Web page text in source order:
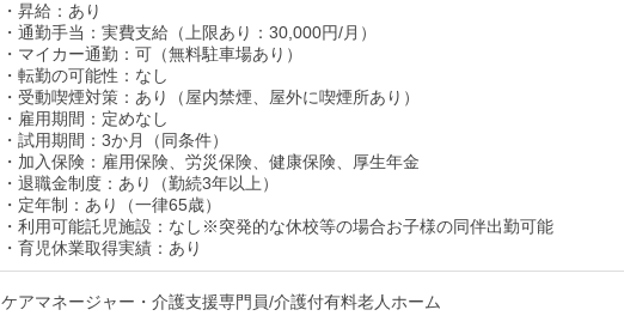
・昇給：あり
・通勤手当：実費支給（上限あり：30,000円/月）
・マイカー通勤：可（無料駐車場あり）
・転勤の可能性：なし
・受動喫煙対策：あり（屋内禁煙、屋外に喫煙所あり）
・雇用期間：定めなし
・試用期間：3か月（同条件）
・加入保険：雇用保険、労災保険、健康保険、厚生年金
・退職金制度：あり（勤続3年以上）
・定年制：あり（一律65歳）
・利用可能託児施設：なし※突発的な休校等の場合お子様の同伴出勤可能
・育児休業取得実績：あり
ケアマネージャー・介護支援専門員/介護付有料老人ホーム